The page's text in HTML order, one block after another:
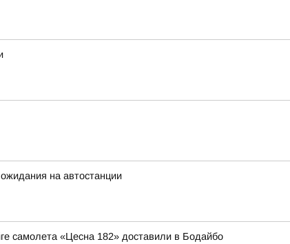
на автостанции
самолета «Цесна 182» доставили в Бодайбо